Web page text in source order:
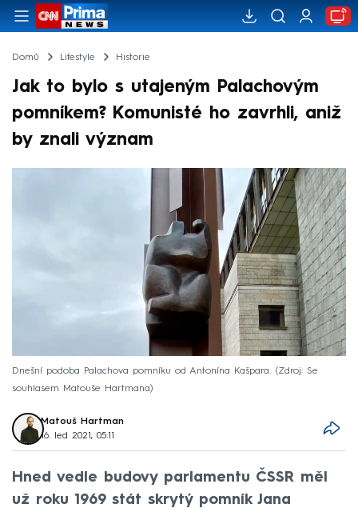
Domů Lifestyle Historie
Jak to bylo s utajeným Palachovým
pomníkem? Komunisté ho zavrhli, aniž
by znali význam
Dnešní podoba Palachova pomníku od Antonína Kašpara.
Zdroj: Se
souhlasem Matouše Hartmana
Matouš Hartman
16. led 2021, 05:11
Hned vedle budovy parlamentu ČSSR měl
už roku 1969 stát skrytý pomník Jana